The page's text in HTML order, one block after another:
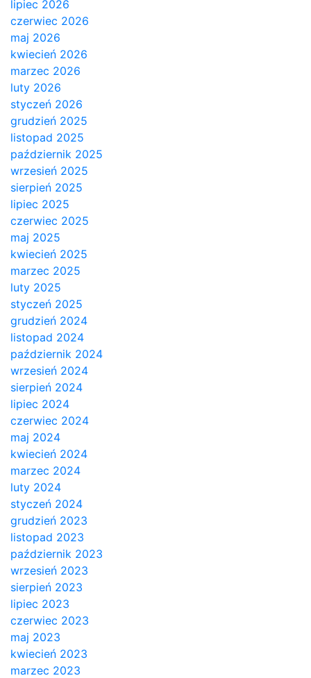
lipiec 2026
czerwiec 2026
maj 2026
kwiecień 2026
marzec 2026
luty 2026
styczeń 2026
grudzień 2025
listopad 2025
październik 2025
wrzesień 2025
sierpień 2025
lipiec 2025
czerwiec 2025
maj 2025
kwiecień 2025
marzec 2025
luty 2025
styczeń 2025
grudzień 2024
listopad 2024
październik 2024
wrzesień 2024
sierpień 2024
lipiec 2024
czerwiec 2024
maj 2024
kwiecień 2024
marzec 2024
luty 2024
styczeń 2024
grudzień 2023
listopad 2023
październik 2023
wrzesień 2023
sierpień 2023
lipiec 2023
czerwiec 2023
maj 2023
kwiecień 2023
marzec 2023